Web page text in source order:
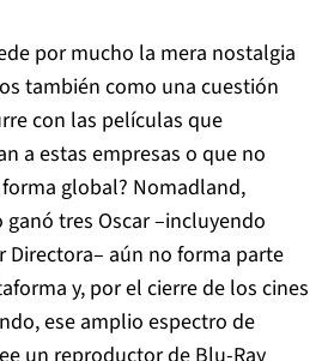
por mucho la mera nostalgia
también como una cuestión
con las películas que
a estas empresas o que no
global? Nomadland,
tres Oscar –incluyendo
Directora– aún no forma parte
y, por el cierre de los cines
ese amplio espectro de